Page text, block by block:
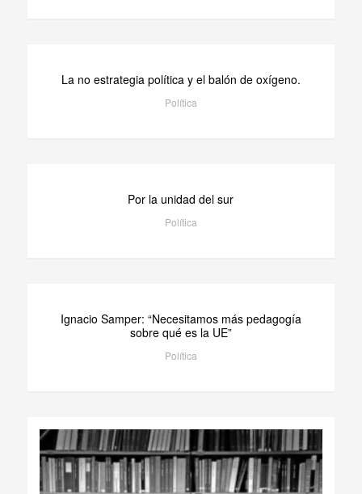
La no estrategia política y el balón de oxígeno.
Política
Por la unidad del sur
Política
Ignacio Samper: “Necesitamos más pedagogía
sobre qué es la UE”
Política